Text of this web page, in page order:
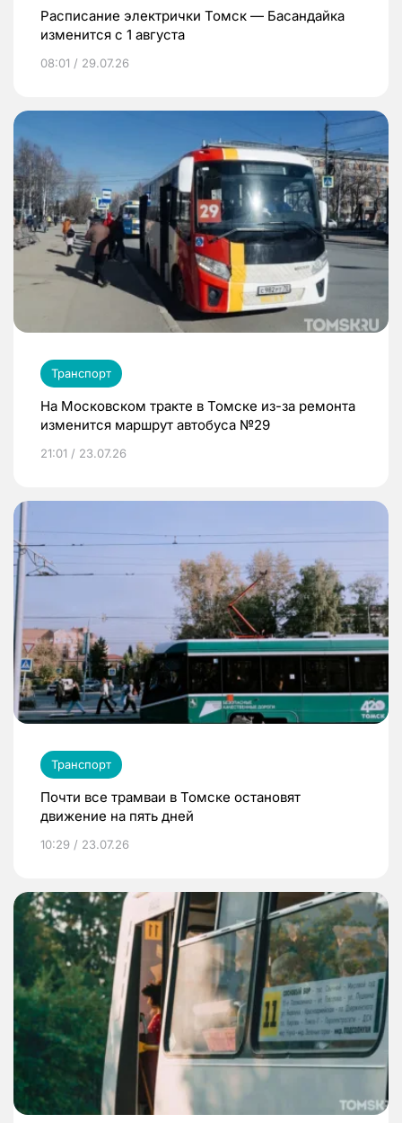
Расписание электрички Томск — Басандайка
изменится с 1 августа
08:01 / 29.07.26
Транспорт
На Московском тракте в Томске из-за ремонта
изменится маршрут автобуса №29
21:01 / 23.07.26
Транспорт
Почти все трамваи в Томске остановят
движение на пять дней
10:29 / 23.07.26